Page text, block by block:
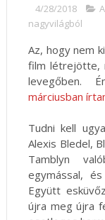
4/28/2018
nagyvilágból
Az, hogy nem
film létrejötte,
levegőben.
márciusban
Tudni kell
Alexis Bledel,
Tamblyn
egymással,
Együtt
újra meg újra